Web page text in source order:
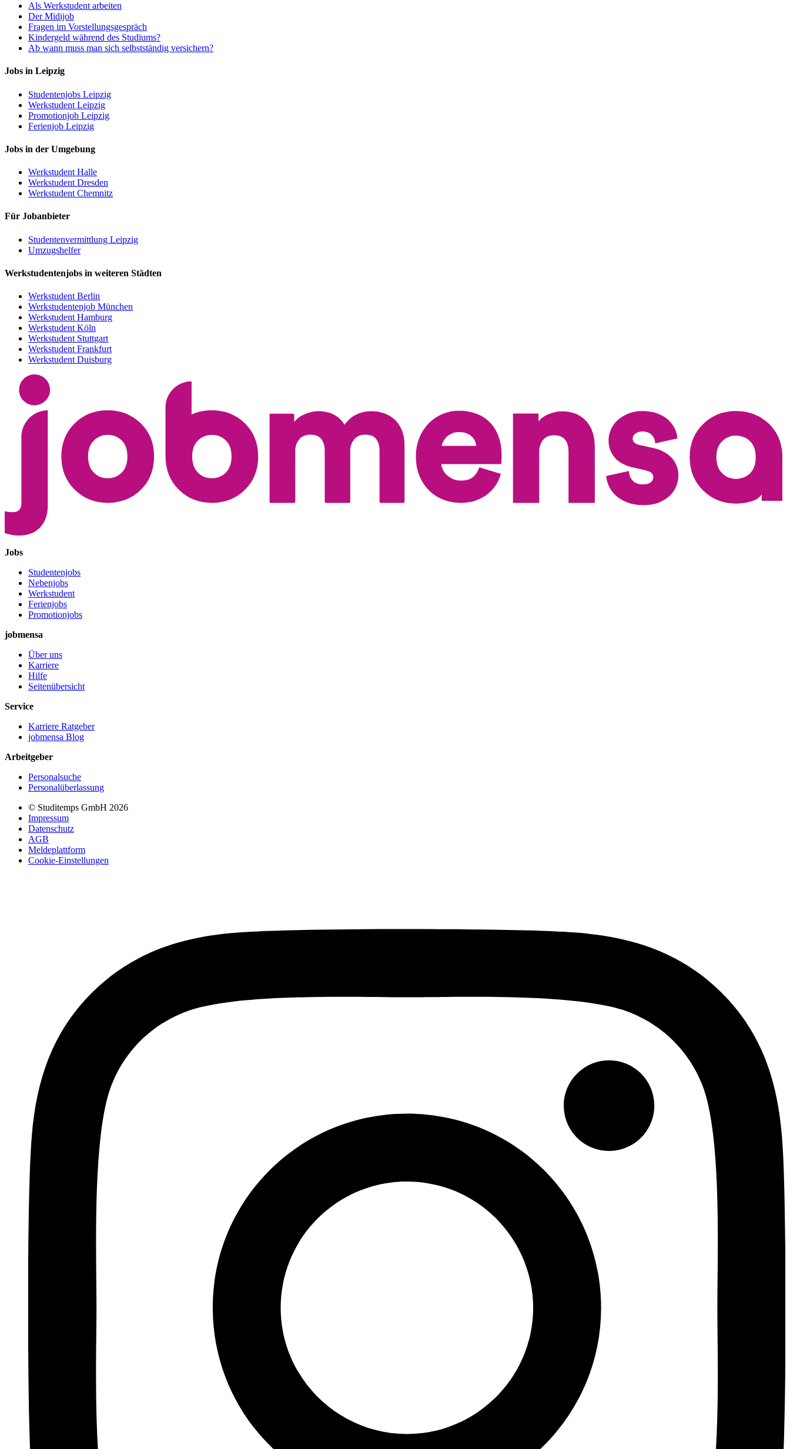
Als Werkstudent arbeiten
Der Midijob
Fragen im Vorstellungsgespräch
Kindergeld während des Studiums?
Ab wann muss man sich selbstständig versichern?
Jobs in Leipzig
Studentenjobs Leipzig
Werkstudent Leipzig
Promotionjob Leipzig
Ferienjob Leipzig
Jobs in der Umgebung
Werkstudent Halle
Werkstudent Dresden
Werkstudent Chemnitz
Für Jobanbieter
Studentenvermittlung Leipzig
Umzugshelfer
Werkstudentenjobs in weiteren Städten
Werkstudent Berlin
Werkstudentenjob München
Werkstudent Hamburg
Werkstudent Köln
Werkstudent Stuttgart
Werkstudent Frankfurt
Werkstudent Duisburg
Jobs
Studentenjobs
Nebenjobs
Werkstudent
Ferienjobs
Promotionjobs
jobmensa
Über uns
Karriere
Hilfe
Seitenübersicht
Service
Karriere Ratgeber
jobmensa Blog
Arbeitgeber
Personalsuche
Personalüberlassung
© Studitemps GmbH 2026
Impressum
Datenschutz
AGB
Meldeplattform
Cookie-Einstellungen